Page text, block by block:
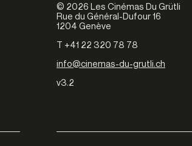
© 2026 Les Cinémas Du Grütli
Rue du Général-Dufour 16
1204 Genève
T +41 22 320 78 78
info@cinemas-du-grutli.ch
v3.2